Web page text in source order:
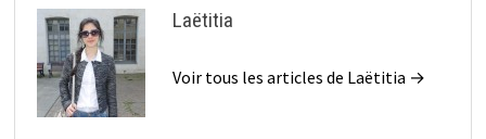
Laëtitia
Voir tous les articles de Laëtitia →